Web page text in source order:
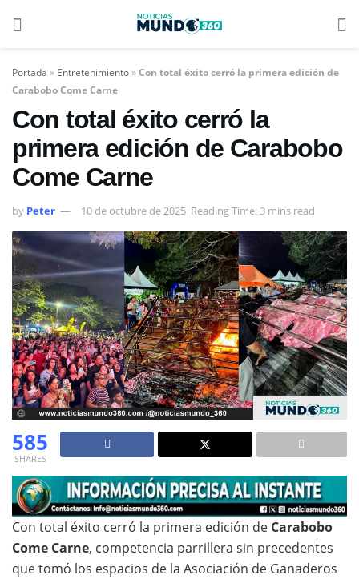
Portada » Entretenimiento»Con total éxito cerró la primera edición de
Carabobo Come Carne
Con total éxito cerró la
primera edición de Carabobo
Come Carne
by Peter 10 de octubre de 2025 Reading Time: 3 mins read
585
SHARES
Con total éxito cerró la primera edición de Carabobo
Come Carne, competencia parrillera sin precedentes
que tomó los espacios de la Asociación de Ganaderos